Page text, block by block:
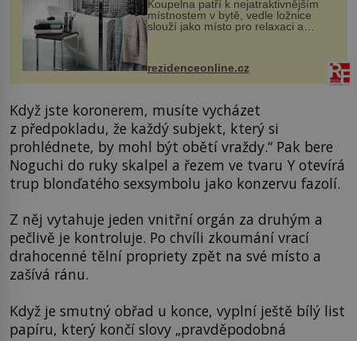
Koupelna patří k nejatraktivnějším
místnostem v bytě, vedle ložnice
slouží jako místo pro relaxaci a
odpočinek. Koupelnový textil –
ručníky, osušky a koberečky –
mohou jako mávnutím kouzelného
proutku...
rezidenceonline.cz
Když jste koronerem, musíte vycházet
z předpokladu, že každý subjekt, který si
prohlédnete, by mohl být obětí vraždy.“ Pak bere
Noguchi do ruky skalpel a řezem ve tvaru Y otevírá
trup blonďatého sexsymbolu jako konzervu fazolí.
Z něj vytahuje jeden vnitřní orgán za druhým a
pečlivě je kontroluje. Po chvíli zkoumání vrací
drahocenné tělní propriety zpět na své místo a
zašívá ránu.
Když je smutný obřad u konce, vyplní ještě bílý list
papíru, který končí slovy „pravděpodobná